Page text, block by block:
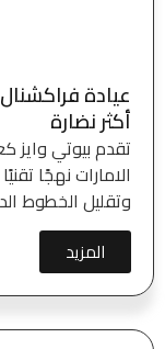
عيادة
أكثر نضارة
تقدم بيوتي وايز
الامارات نهجًا
وتقليل الخطوط
المزيد